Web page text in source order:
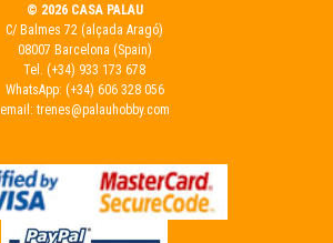
© 2026 CASA PALAU
C/ Balmes 72 (alçada Aragó)
08007 Barcelona (Spain)
Tel. (+34) 933 173 678
WhatsApp: (+34) 606 328 056
email: trenes@palauhobby.com